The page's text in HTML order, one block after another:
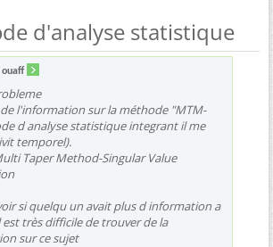
d'analyse statistique
ouaff
l'information sur la méthode "MTM-
d analyse statistique integrant il me
temporel).
Taper Method-Singular Value
si quelqu un avait plus d information a
est très difficile de trouver de la
sur ce sujet